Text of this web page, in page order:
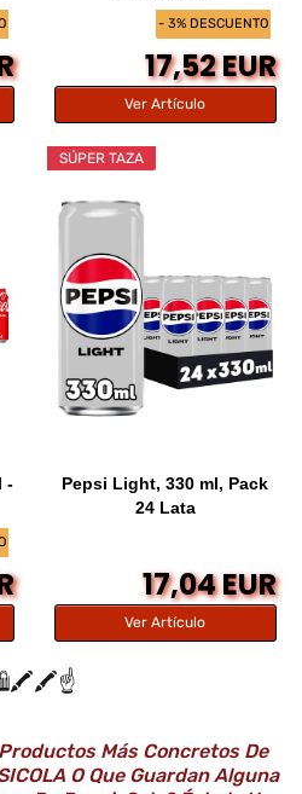
- 3% DESCUENTO
17,52 EUR
Ver Artículo
-
SÚPER TAZA
Pepsi Light, 330 ml, Pack
24 Lata
17,04 EUR
Ver Artículo
Más Concretos De
O Que Guardan Alguna